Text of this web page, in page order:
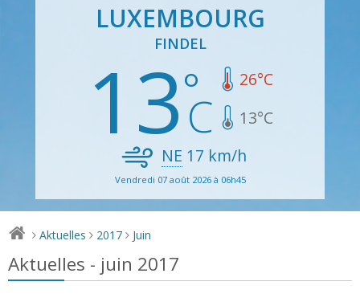
LUXEMBOURG
FINDEL
13 26°C
13°C
NE 17 km/h
Vendredi 07 août 2026 à 06h45
> Aktuelles > 2017 > Juin
Aktuelles - juin 2017